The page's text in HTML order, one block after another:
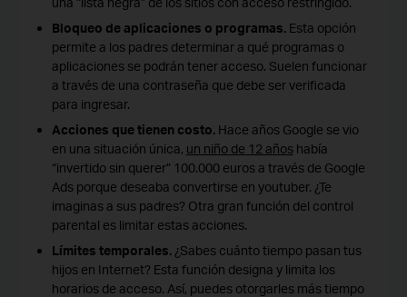
Bloqueo de aplicaciones o programas.Esta opción
permite a los padres determinar a qué programas o
aplicaciones se podrán tener acceso. Suelen funcionar
a través de una contraseña que debe ser verificada
para ingresar.
Acciones que tienen costo.Hace años Google se vio
en una situación única, un niño de 12 añoshabía
“invertido sin querer” 100.000 euros a través de Google
Adsporque deseaba convertirse en youtuber. ¿Te
imaginas a sus padres? Otra gran función del control
parental es limitar estas acciones.
Límites temporales.¿Sabes cuánto tiempo pasan tus
hijos en Internet? Esta función designa y limita los
horarios de acceso. Así, puedes otorgarles más tiempo